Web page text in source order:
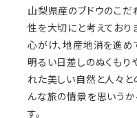
山梨県産のブドウのこだ
性を大切にと考えており
心がけ、地産地消を進め
明るい日差しのぬくもり
れた美しい自然と人々と
んな旅の情景を思いうか
す。